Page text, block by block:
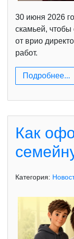
30 июня 2026
скамьей,
от врио
работ.
Подробнее...
Как
Категория: